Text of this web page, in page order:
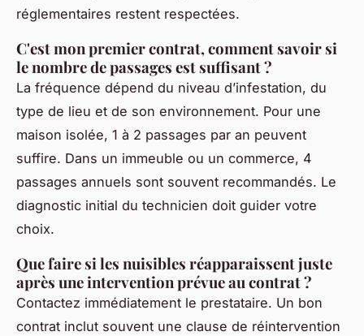
réglementaires restent respectées.
C'est mon premier contrat, comment savoir si
le nombre de passages est suffisant ?
La fréquence dépend du niveau d’infestation, du
type de lieu et de son environnement. Pour une
maison isolée, 1 à 2 passages par an peuvent
suffire. Dans un immeuble ou un commerce, 4
passages annuels sont souvent recommandés. Le
diagnostic initial du technicien doit guider votre
choix.
Que faire si les nuisibles réapparaissent juste
après une intervention prévue au contrat ?
Contactez immédiatement le prestataire. Un bon
contrat inclut souvent une clause de réintervention